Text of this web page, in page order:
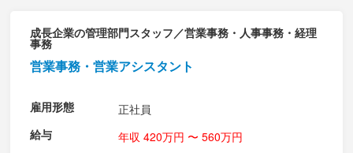
成長企業の管理部門スタッフ／営業事務・人事事務・経理
事務
営業事務・営業アシスタント
雇用形態
正社員
給与
年収 420万円 〜 560万円